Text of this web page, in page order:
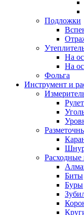
Подложки
На
На
Фольга
Инструмент и
Расходные
Биты
Буры